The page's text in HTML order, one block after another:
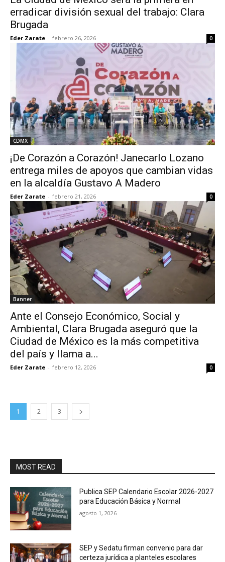
erradicar división sexual del trabajo: Clara
Brugada
Eder Zarate - febrero 26, 2026 0
CDMX
¡De Corazón a Corazón! Janecarlo Lozano
entrega miles de apoyos que cambian vidas
en la alcaldía Gustavo A Madero
Eder Zarate - febrero 21, 2026 0
Banner
Ante el Consejo Económico, Social y
Ambiental, Clara Brugada aseguró que la
Ciudad de México es la más competitiva
del país y llama a...
Eder Zarate - febrero 12, 2026 0
1 2 3
MOST READ
Publica SEP Calendario Escolar 2026-2027
para Educación Básica y Normal
agosto 1, 2026
SEP y Sedatu firman convenio para dar
certeza jurídica a planteles escolares